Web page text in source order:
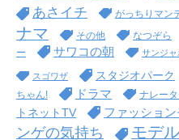
あさイチ がっちりマン
ナマ
その他 なつぞら
ー
サワコの朝 サンジャ
スゴワザ スタジオパーク
ちゃん!
ドラマ ナレー
トネットTV
ファッショ
ンゲの気持ち
モデル